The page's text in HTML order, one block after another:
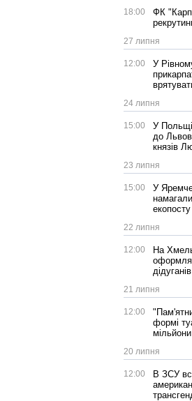
18:00
ФК
27 липня
12:00
У
24 липня
15:00
У
до
князів
23 липня
15:00
У
екопосту
22 липня
12:00
На
дідуганів
21 липня
12:00
формі
мільйони
20 липня
12:00
В ЗСУ